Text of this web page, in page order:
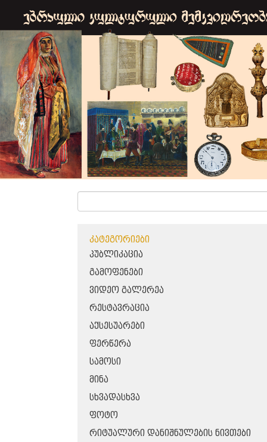
ᲙᲐᲢᲔᲒᲝᲠᲘᲔᲑᲘ
ᲞᲣᲑᲚᲘᲙᲐᲪᲘᲐ
ᲒᲐᲛᲝᲤᲔᲜᲔᲑᲘ
ᲕᲘᲓᲔᲝ ᲒᲐᲚᲔᲠᲔᲐ
ᲠᲔᲡᲢᲐᲕᲠᲐᲪᲘᲐ
ᲐᲥᲡᲔᲡᲣᲐᲠᲔᲑᲘ
ᲤᲔᲠᲬᲔᲠᲐ
ᲡᲐᲛᲝᲡᲘ
ᲛᲘᲜᲐ
ᲡᲮᲕᲐᲓᲐᲡᲮᲕᲐ
ᲤᲝᲢᲝ
ᲠᲘᲢᲣᲐᲚᲣᲠᲘ ᲓᲐᲜᲘᲨᲜᲣᲚᲔᲑᲘᲡ ᲜᲘᲕᲗᲔᲑᲘ